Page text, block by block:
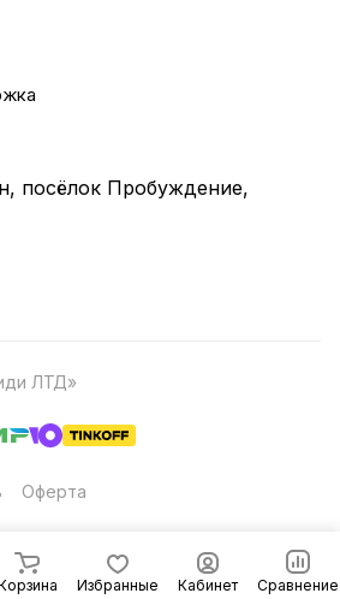
Избранные Кабинет Сравнение
посёлок Пробуждение,
ЛТД»
Оферта